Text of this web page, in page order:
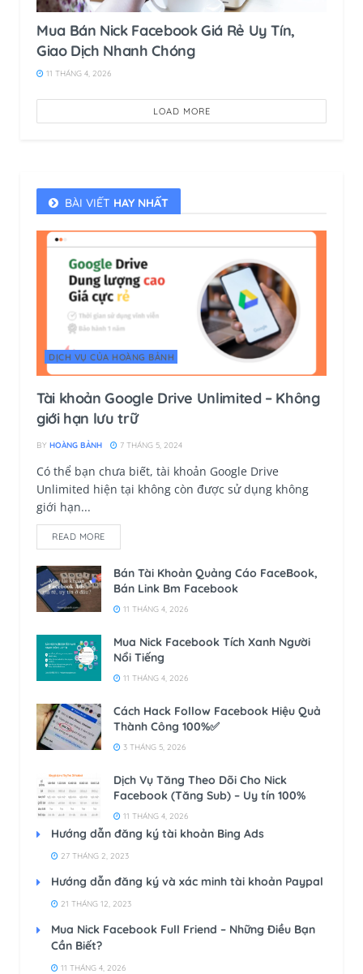
Mua Bán Nick Facebook Giá Rẻ Uy Tín,
Giao Dịch Nhanh Chóng
11 THÁNG 4, 2026
LOAD MORE
BÀI VIẾT HAY NHẤT
DỊCH VỤ CỦA HOÀNG BẢNH
Tài khoản Google Drive Unlimited – Không
giới hạn lưu trữ
BY HOÀNG BẢNH 7 THÁNG 5, 2024
Có thể bạn chưa biết, tài khoản Google Drive
Unlimited hiện tại không còn được sử dụng không
giới hạn...
READ MORE
Bán Tài Khoản Quảng Cáo FaceBook,
Bán Link Bm Facebook
11 THÁNG 4, 2026
Mua Nick Facebook Tích Xanh Người
Nổi Tiếng
11 THÁNG 4, 2026
Cách Hack Follow Facebook Hiệu Quả
Thành Công 100%✅
3 THÁNG 5, 2026
Dịch Vụ Tăng Theo Dõi Cho Nick
Facebook (Tăng Sub) – Uy tín 100%
11 THÁNG 4, 2026
Hướng dẫn đăng ký tài khoản Bing Ads
27 THÁNG 2, 2023
Hướng dẫn đăng ký và xác minh tài khoản Paypal
21 THÁNG 12, 2023
Mua Nick Facebook Full Friend – Những Điều Bạn
Cần Biết?
11 THÁNG 4, 2026